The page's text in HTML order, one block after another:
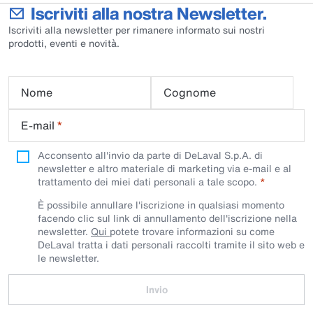
Iscriviti alla nostra Newsletter.
Iscriviti alla newsletter per rimanere informato sui nostri
prodotti, eventi e novità.
Nome
Cognome
E-mail *
Acconsento all'invio da parte di DeLaval S.p.A. di
newsletter e altro materiale di marketing via e-mail e al
trattamento dei miei dati personali a tale scopo.
È possibile annullare l'iscrizione in qualsiasi momento
facendo clic sul link di annullamento dell'iscrizione nella
newsletter. Qui potete trovare informazioni su come
DeLaval tratta i dati personali raccolti tramite il sito web e
le newsletter.
Invio